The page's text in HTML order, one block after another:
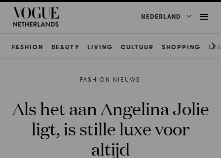
NEDERLAND
FASHION BEAUTY LIVING CULTUUR SHOPPING
FASHION NIEUWS
Als het aan Angelina Jolie
ligt, is stille luxe voor
altijd